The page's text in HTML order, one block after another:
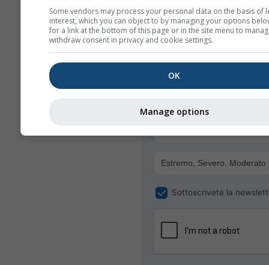
meteoMail -
Rifugio Re Alberto I
Ricevi avvisi meteo via e-mail
gratuitamente.
meteoMail è gratis e
Sottoscrivete la
Some vendors may process your personal data on the basis of
interest, which you can object to by managing your options
for a link at the bottom of this page or in the site menu to
withdraw consent in privacy and cookie settings.
OK
Manage options